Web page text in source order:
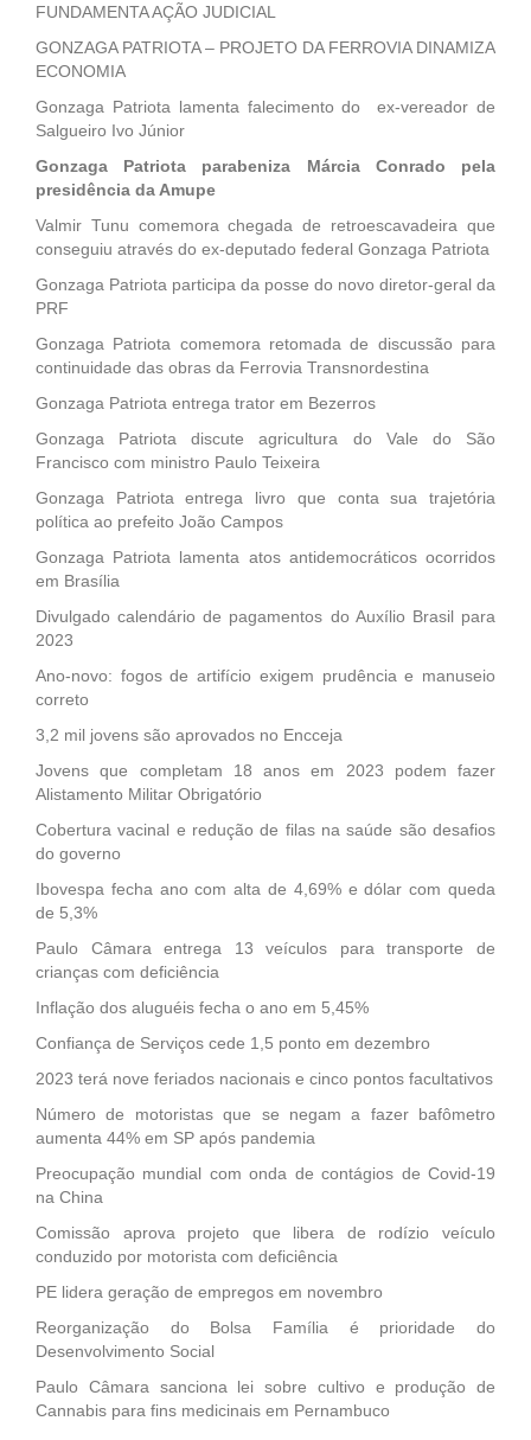
FUNDAMENTA AÇÃO JUDICIAL
GONZAGA PATRIOTA – PROJETO DA FERROVIA DINAMIZA
ECONOMIA
Gonzaga Patriota lamenta falecimento do ex-vereador de
Salgueiro Ivo Júnior
Gonzaga Patriota parabeniza Márcia Conrado pela
presidência da Amupe
Valmir Tunu comemora chegada de retroescavadeira que
conseguiu através do ex-deputado federal Gonzaga Patriota
Gonzaga Patriota participa da posse do novo diretor-geral da
PRF
Gonzaga Patriota comemora retomada de discussão para
continuidade das obras da Ferrovia Transnordestina
Gonzaga Patriota entrega trator em Bezerros
Gonzaga Patriota discute agricultura do Vale do São
Francisco com ministro Paulo Teixeira
Gonzaga Patriota entrega livro que conta sua trajetória
política ao prefeito João Campos
Gonzaga Patriota lamenta atos antidemocráticos ocorridos
em Brasília
Divulgado calendário de pagamentos do Auxílio Brasil para
2023
Ano-novo: fogos de artifício exigem prudência e manuseio
correto
3,2 mil jovens são aprovados no Encceja
Jovens que completam 18 anos em 2023 podem fazer
Alistamento Militar Obrigatório
Cobertura vacinal e redução de filas na saúde são desafios
do governo
Ibovespa fecha ano com alta de 4,69% e dólar com queda
de 5,3%
Paulo Câmara entrega 13 veículos para transporte de
crianças com deficiência
Inflação dos aluguéis fecha o ano em 5,45%
Confiança de Serviços cede 1,5 ponto em dezembro
2023 terá nove feriados nacionais e cinco pontos facultativos
Número de motoristas que se negam a fazer bafômetro
aumenta 44% em SP após pandemia
Preocupação mundial com onda de contágios de Covid-19
na China
Comissão aprova projeto que libera de rodízio veículo
conduzido por motorista com deficiência
PE lidera geração de empregos em novembro
Reorganização do Bolsa Família é prioridade do
Desenvolvimento Social
Paulo Câmara sanciona lei sobre cultivo e produção de
Cannabis para fins medicinais em Pernambuco